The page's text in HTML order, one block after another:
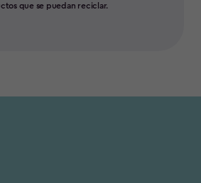
que se puedan reciclar.